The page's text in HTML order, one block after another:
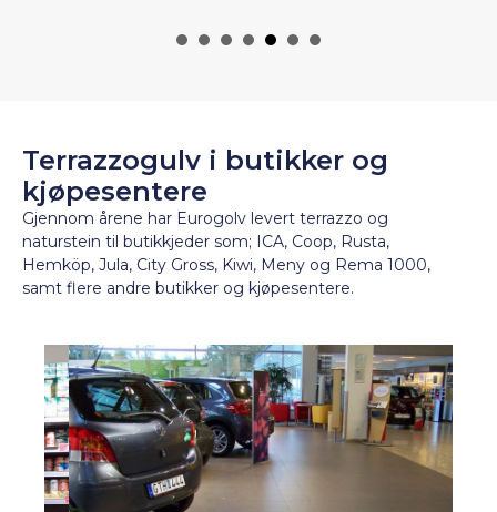
Terrazzogulv i butikker og
kjøpesentere
Gjennom årene har Eurogolv levert terrazzo og
naturstein til butikkjeder som; ICA, Coop, Rusta,
Hemköp, Jula, City Gross, Kiwi, Meny og Rema 1000,
samt flere andre butikker og kjøpesentere.